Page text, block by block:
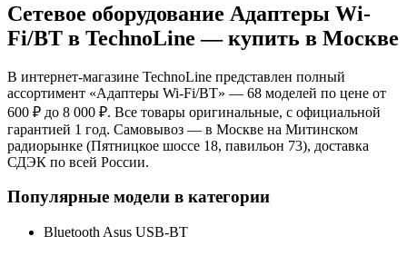
Сетевое оборудование Адаптеры Wi-
Fi/BT в TechnoLine — купить в Москве
В интернет-магазине TechnoLine представлен полный
ассортимент «Адаптеры Wi-Fi/BT» — 68 моделей по цене от
600 ₽ до 8 000 ₽. Все товары оригинальные, с официальной
гарантией 1 год. Самовывоз — в Москве на Митинском
радиорынке (Пятницкое шоссе 18, павильон 73), доставка
СДЭК по всей России.
Популярные модели в категории
Bluetooth Asus USB-BT